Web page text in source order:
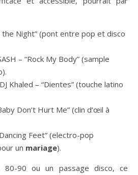
the Night” (pont entre pop et disco
– “Rock My Body” (sample
Khaled – “Dientes” (touche latino
Don’t Hurt Me” (clin d’œil à
Feet” (electro-pop
un mariage).
80-90 ou un passage disco, ce